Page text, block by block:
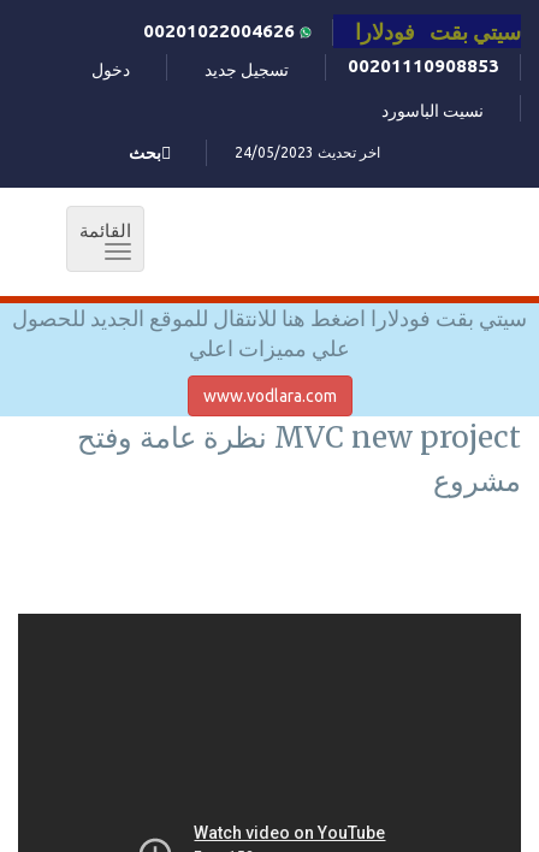
سيتي بقت فودلارا
00201110908853
تسجيل جديد دخول
نسيت الباسورد
اخر تحديث 24/05/2023 بحث
القائمة
Toggle
سيتي بقت فودلارا اضغط هنا للانتقال للموقع الجديد للحصول
علي مميزات اعلي
www.vodlara.com
MVC new project نظرة عامة وفتح
مشروع